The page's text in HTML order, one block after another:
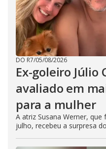
DO R7/05/08/2026
Ex-goleiro Júlio
avaliado em
para a mulher
A atriz Susana Werner,
julho, recebeu a surpresa